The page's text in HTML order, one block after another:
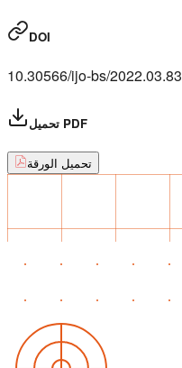
DOI
10.30566/ijo-bs/2022.03.83
تحميل PDF
تحميل الورقة